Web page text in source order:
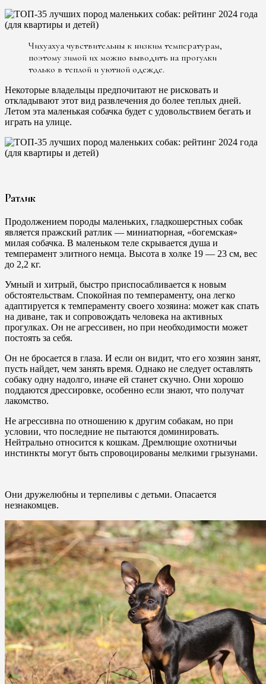
Чихуахуа чувствительны к низким температурам,
поэтому зимой их можно выводить на прогулки
только в теплой и уютной одежде.
Некоторые владельцы предпочитают не рисковать и
откладывают этот вид развлечения до более теплых дней.
Летом эта маленькая собачка будет с удовольствием бегать и
играть на улице.
Ратлик
Продолжением породы маленьких, гладкошерстных собак
является пражский ратлик — миниатюрная, «богемская»
милая собачка. В маленьком теле скрывается душа и
темперамент элитного немца. Высота в холке 19 — 23 см, вес
до 2,2 кг.
Умный и хитрый, быстро приспосабливается к новым
обстоятельствам. Спокойная по темпераменту, она легко
адаптируется к темпераменту своего хозяина: может как спать
на диване, так и сопровождать человека на активных
прогулках. Он не агрессивен, но при необходимости может
постоять за себя.
Он не бросается в глаза. И если он видит, что его хозяин занят,
пусть найдет, чем занять время. Однако не следует оставлять
собаку одну надолго, иначе ей станет скучно. Они хорошо
поддаются дрессировке, особенно если знают, что получат
лакомство.
Не агрессивна по отношению к другим собакам, но при
условии, что последние не пытаются доминировать.
Нейтрально относится к кошкам. Дремлющие охотничьи
инстинкты могут быть спровоцированы мелкими грызунами.
Они дружелюбны и терпеливы с детьми. Опасается
незнакомцев.